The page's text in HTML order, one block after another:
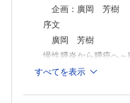
市川 裕樹
膵癌・胆道癌の AI画像
への課題～
山田 哲
膵癌・胆道癌の発癌前
瘍免疫微小環境の制御を
ApoA2アイソフォーム
企画：廣岡 芳樹
序文
廣岡 芳樹
慢性膵炎から膵癌へ
阿部 敏明ほか
すべてを表示